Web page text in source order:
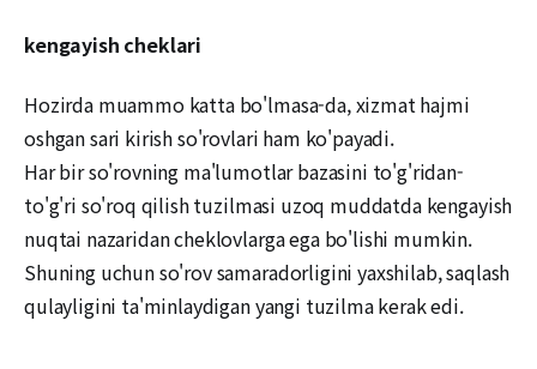
kengayish cheklari
Hozirda muammo katta bo'lmasa-da, xizmat hajmi
oshgan sari kirish so'rovlari ham ko'payadi.
Har bir so'rovning ma'lumotlar bazasini to'g'ridan-
to'g'ri so'roq qilish tuzilmasi uzoq muddatda kengayish
nuqtai nazaridan cheklovlarga ega bo'lishi mumkin.
Shuning uchun so'rov samaradorligini yaxshilab, saqlash
qulayligini ta'minlaydigan yangi tuzilma kerak edi.